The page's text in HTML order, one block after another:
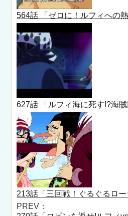
564話 「ゼロに！ルフィへの熱
627話 「ルフィ海に死す!?海賊
213話「三回戦！ぐるぐるロー
PREV：